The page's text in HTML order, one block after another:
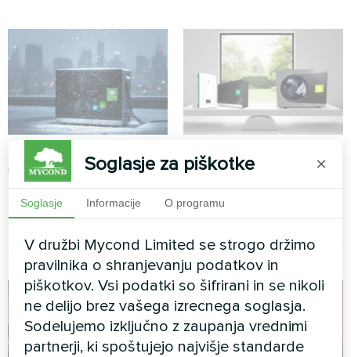
Mycond
Toplotne črpalke
Kako deluje toplotna
črpalka zrak-voda:
popoln tehnični vodič
Mycond
Toplotne črpalke
sistem: tehnične razlike
kriteriji izbire za vaš dom
Soglasje za piškotke ×
Soglasje Informacije O programu
V družbi Mycond Limited se strogo držimo
pravilnika o shranjevanju podatkov in
piškotkov. Vsi podatki so šifrirani in se nikoli
ne delijo brez vašega izrecnega soglasja.
Sodelujemo izključno z zaupanja vrednimi
partnerji, ki spoštujejo najvišje standarde